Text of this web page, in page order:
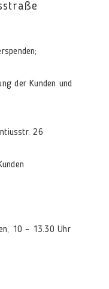
der Kunden und
26
10 – 13.30 Uhr